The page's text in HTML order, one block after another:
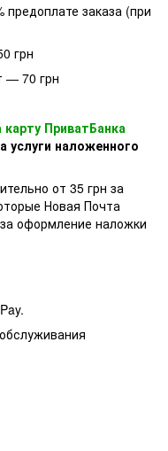
предоплате заказа (при
грн
— 70 грн
ПриватБанка
услуги наложенного
от 35 грн за
Новая Почта
оформление наложки